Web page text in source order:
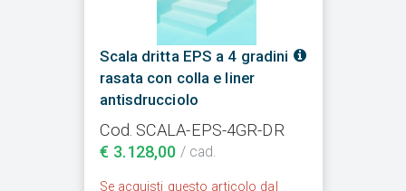
Scala dritta EPS a 4 gradini
rasata con colla e liner
antisdrucciolo
Cod. SCALA-EPS-4GR-DR
€ 3.128,00 / cad.
Se acquisti questo articolo dal